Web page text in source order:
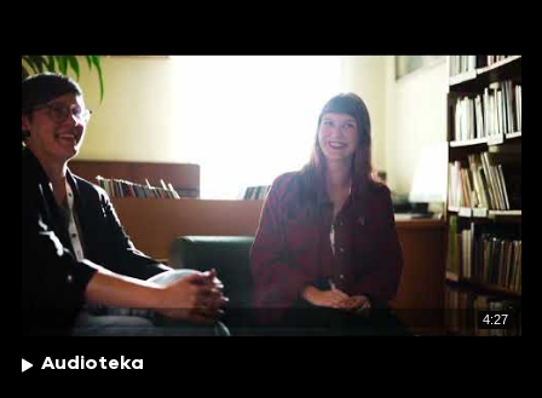
4:27
Audioteka